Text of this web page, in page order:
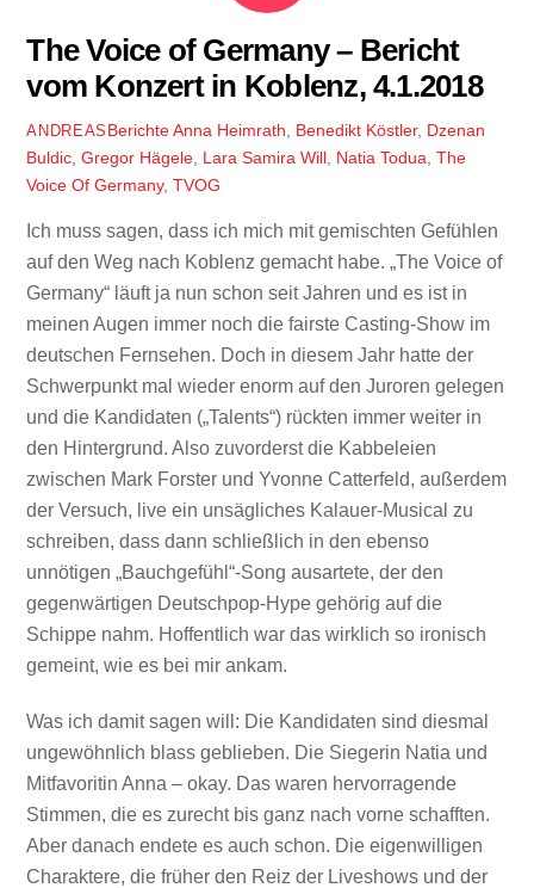
The Voice of Germany – Bericht
vom Konzert in Koblenz, 4.1.2018
ANDREAS BerichteAnna Heimrath Benedikt Köstler, Dzenan
Buldic ,Gregor Hägele Lara Samira Will Natia Todua ,The
Voice Of Germany,TVOG
Ich muss sagen, dass ich mich mit gemischten Gefühlen
auf den Weg nach Koblenz gemacht habe. „The Voice of
Germany“ läuft ja nun schon seit Jahren und es ist in
meinen Augen immer noch die fairste Casting-Show im
deutschen Fernsehen. Doch in diesem Jahr hatte der
Schwerpunkt mal wieder enorm auf den Juroren gelegen
und die Kandidaten („Talents“) rückten immer weiter in
den Hintergrund. Also zuvorderst die Kabbeleien
zwischen Mark Forster und Yvonne Catterfeld, außerdem
der Versuch, live ein unsägliches Kalauer-Musical zu
schreiben, dass dann schließlich in den ebenso
unnötigen „Bauchgefühl“-Song ausartete, der den
gegenwärtigen Deutschpop-Hype gehörig auf die
Schippe nahm. Hoffentlich war das wirklich so ironisch
gemeint, wie es bei mir ankam.
Was ich damit sagen will: Die Kandidaten sind diesmal
ungewöhnlich blass geblieben. Die Siegerin Natia und
Mitfavoritin Anna – okay. Das waren hervorragende
Stimmen, die es zurecht bis ganz nach vorne schafften.
Aber danach endete es auch schon. Die eigenwilligen
Charaktere, die früher den Reiz der Liveshows und der